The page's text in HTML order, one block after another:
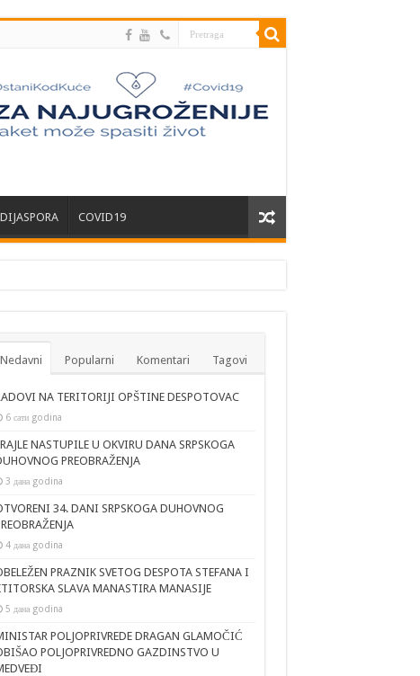
DIJASPORA COVID19
Nedavni Popularni Komentari Tagovi
NA TERITORIJI OPŠTINE DESPOTOVAC
6 сати godina
NASTUPILE U OKVIRU DANA SRPSKOGA
PREOBRAŽENJA
3 дана godina
34. DANI SRPSKOGA DUHOVNOG
4 дана godina
PRAZNIK SVETOG DESPOTA STEFANA I
SLAVA MANASTIRA MANASIJE
5 дана godina
POLJOPRIVREDE DRAGAN GLAMOČIĆ
POLJOPRIVREDNO GAZDINSTVO U